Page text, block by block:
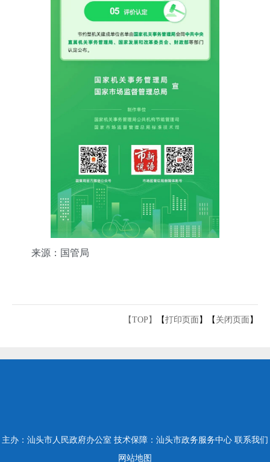
来源：国管局
【TOP】 【打印页面 】【 关闭页面 】
主办：汕头市人民政府办公室 技术保障：汕头市政务服务中心 联系我们
网站地图